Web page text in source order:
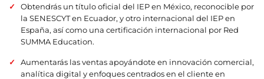
Obtendrás un título oficial del IEP en México, reconocible por
la SENESCYT en Ecuador, y otro internacional del IEP en
España, así como una certificación internacional por Red
SUMMA Education.
Aumentarás las ventas apoyándote en innovación comercial,
analítica digital y enfoques centrados en el cliente en